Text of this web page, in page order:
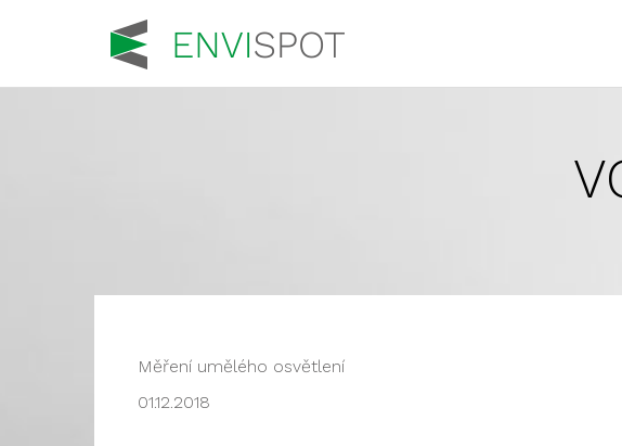
Měření umělého osvětlení
01.12.2018